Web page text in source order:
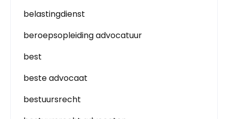
belastingdienst
beroepsopleiding advocatuur
best
beste advocaat
bestuursrecht